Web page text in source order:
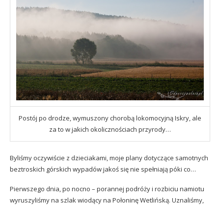
Postój po drodze, wymuszony chorobą lokomocyjną Iskry, ale
za to w jakich okolicznościach przyrody…
Byliśmy oczywiście z dzieciakami,moje plany dotyczące samotnych
beztroskich górskich wypadówjakoś się nie spełniają póki co…
Pierwszego dnia, po nocno – porannej podróży i rozbiciu namiotu
wyruszyliśmy na szlak wiodący na Połoninę Wetlińską. Uznaliśmy,